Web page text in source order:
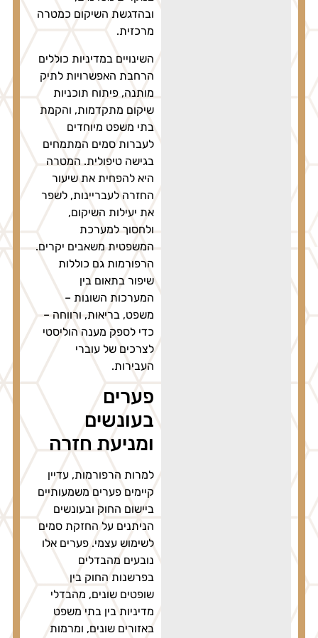
ובהדגשת השיקום כמטרה
מרכזית.
השינויים במדיניות כוללים
הרחבת האפשרויות לתיק
מותנה, פיתוח תוכניות
שיקום מתקדמות, והקמת
בתי משפט מיוחדים
לעברות סמים המתמחים
בגישה טיפולית. המטרה
היא להפחית את שיעור
החזרה לעבריינות, לשפר
את יעילות השיקום,
ולחסוך למערכת
המשפטית משאבים יקרים.
הרפורמות גם כוללות
שיפור בתאום בין
המערכות השונות –
משפט, בריאות, ורווחה –
כדי לספק מענה הוליסטי
לצרכים של עוברי
העבירות.
פערים
בעונשים
ומניעת חזרה
למרות הרפורמות, עדיין
קיימים פערים משמעותיים
ביישום החוק ובעונשים
הניתנים על החזקת סמים
לשימוש עצמי. פערים אלו
נובעים מהבדלים
בפרשנות החוק בין
שופטים שונים, מהבדלי
מדיניות בין בתי משפט
באזורים שונים, ומרמות